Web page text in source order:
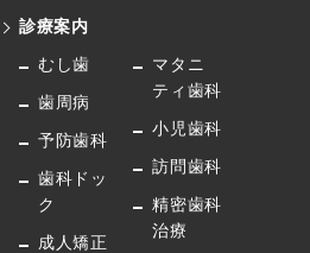
診療案内
むし歯
歯周病
予防歯科
歯科ドッ
ク
成人矯正
マタニ
ティ歯科
小児歯科
訪問歯科
精密歯科
治療